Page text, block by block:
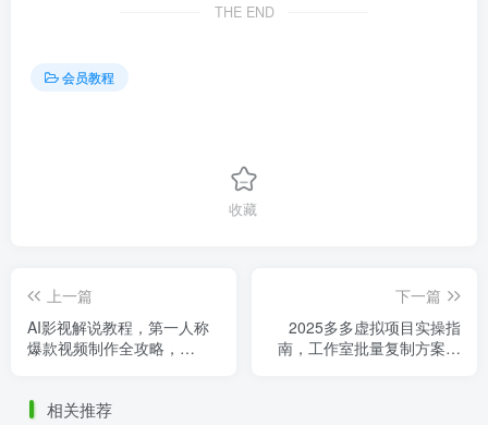
THE END
会员教程
收藏
上一篇
AI影视解说教程，第一人称
爆款视频制作全攻略，
下一篇
2025多多虚拟项目实操指
南，工作室批量复制方案，
相关推荐